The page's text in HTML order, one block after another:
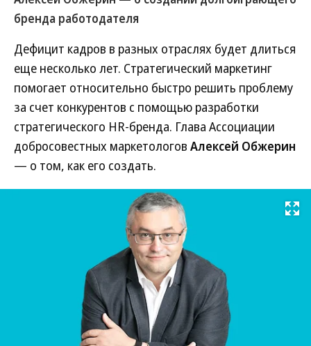
бренда работодателя
Дефицит кадров в разных отраслях будет длиться
еще несколько лет. Стратегический маркетинг
помогает относительно быстро решить проблему
за счет конкурентов с помощью разработки
стратегического HR-бренда. Глава Ассоциации
добросовестных маркетологов Алексей Обжерин
— о том, как его создать.
Развернуть